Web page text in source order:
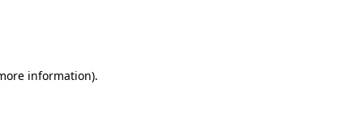
information).